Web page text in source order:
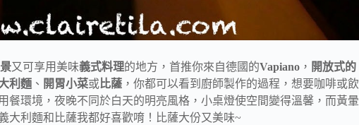
又可享用美味義式料理的地方，首推你來自德國的Vapiano ， 開放式的
利麵 、 開胃小菜或 比薩 ，你都可以看到廚師製作的過程，想要咖啡或飲
餐環境，夜晚不同於白天的明亮風格，小桌燈使空間變得溫馨，而黃暈
大利麵和比薩我都好喜歡唷！比薩大份又美味~